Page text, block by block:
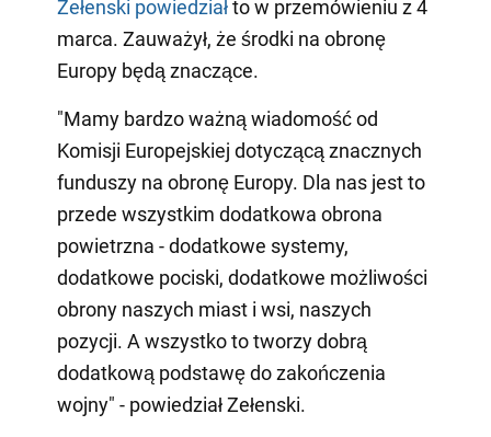
Zełenski powiedziałto w przemówieniu z 4
marca. Zauważył, że środki na obronę
Europy będą znaczące.
"Mamy bardzo ważną wiadomość od
Komisji Europejskiej dotyczącą znacznych
funduszy na obronę Europy. Dla nas jest to
przede wszystkim dodatkowa obrona
powietrzna - dodatkowe systemy,
dodatkowe pociski, dodatkowe możliwości
obrony naszych miast i wsi, naszych
pozycji. A wszystko to tworzy dobrą
dodatkową podstawę do zakończenia
wojny" - powiedział Zełenski.